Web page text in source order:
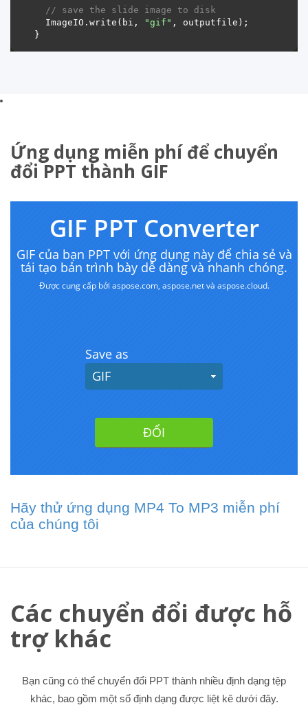
// save the slide image to disk
  ImageIO.write(bi,
"gif"
Ứng dụng miễn phí để chuyển
đổi PPT thành GIF
Hãy thử ứng dụng MP4 To MP3 miễn phí
của chúng tôi
Các chuyển đổi được hỗ
trợ khác
Bạn cũng có thể chuyển đổi PPT thành nhiều định dạng tệp
khác, bao gồm một số định dạng được liệt kê dưới đây.